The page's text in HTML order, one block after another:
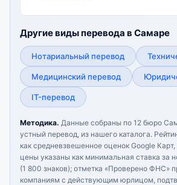
Другие виды перевода в Самаре
Нотариальный перевод
Медицинский перевод
IT-перевод
Методика. Данные собраны по 12 бюро
устный перевод, из нашего каталога.
как средневзвешенное оценок Google
цены указаны как минимальная ставка за
(1 800 знаков); отметка «Проверено ФНС»
компаниям с действующим юрлицом,